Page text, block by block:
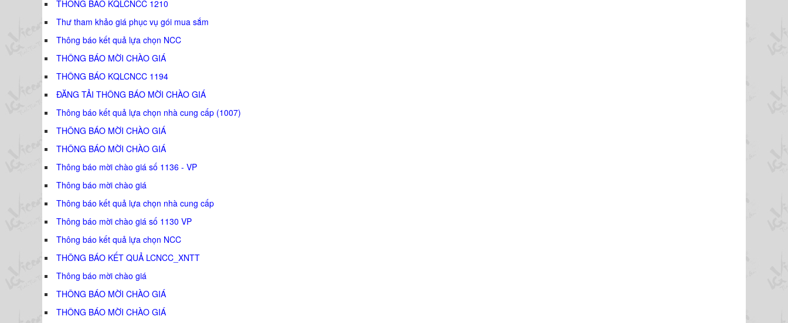
THÔNG BÁO KQLCNCC 1210
Thư tham khảo giá phục vụ gói mua sắm
Thông báo kết quả lựa chọn NCC
THÔNG BÁO MỜI CHÀO GIÁ
THÔNG BÁO KQLCNCC 1194
ĐĂNG TẢI THÔNG BÁO MỜI CHÀO GIÁ
Thông báo kết quả lựa chọn nhà cung cấp (1007)
THÔNG BÁO MỜI CHÀO GIÁ
THÔNG BÁO MỜI CHÀO GIÁ
Thông báo mời chào giá số 1136 - VP
Thông báo mời chào giá
Thông báo kết quả lựa chọn nhà cung cấp
Thông báo mời chào giá số 1130 VP
Thông báo kết quả lựa chọn NCC
THÔNG BÁO KẾT QUẢ LCNCC_XNTT
Thông báo mời chào giá
THÔNG BÁO MỜI CHÀO GIÁ
THÔNG BÁO MỜI CHÀO GIÁ